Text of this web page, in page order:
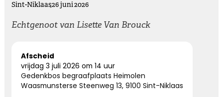
Sint-Niklaas,26juni2026
Echtgenoot van Lisette Van Brouck
Afscheid
vrijdag 3 juli 2026 om 14 uur
Gedenkbos begraafplaats Heimolen
Waasmunsterse Steenweg 13, 9100 Sint-Niklaas
Nooit meer hier, maar altijd bij ons.